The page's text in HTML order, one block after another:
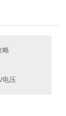
略
电压